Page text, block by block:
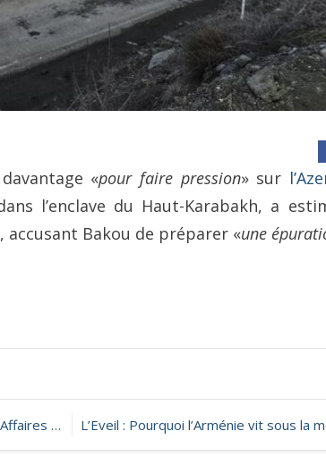
«pour faire pression» sur
l’enclave du Haut-Karabakh, a
accusant Bakou de préparer «une
Maragha (Artsakh)